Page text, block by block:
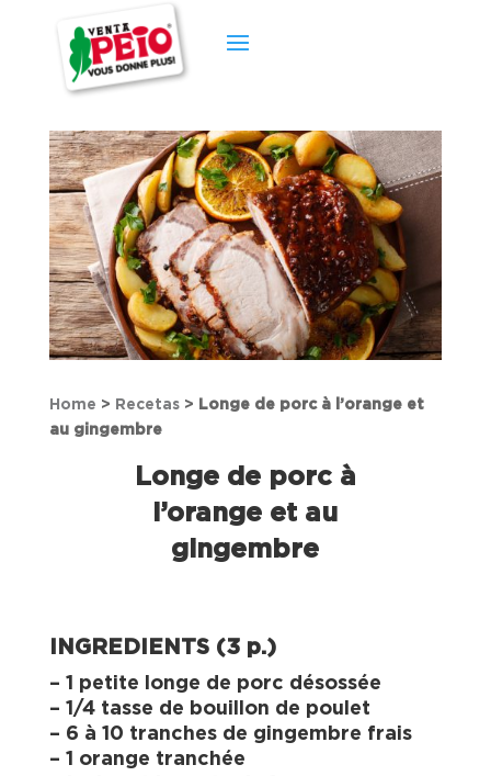
Home > Recetas> Longe de porc à l’orange et
au gingembre
Longe de porc à
l’orange et au
gingembre
INGREDIENTS (3 p.)
– 1 petite longe de porc désossée
– 1/4 tasse de bouillon de poulet
– 6 à 10 tranches de gingembre frais
– 1 orange tranchée